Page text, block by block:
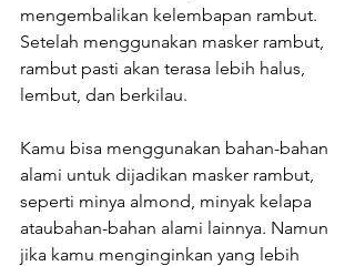
mengembalikan kelembapan rambut.
Setelah menggunakan masker rambut,
rambut pasti akan terasa lebih halus,
lembut, dan berkilau.
Kamu bisa menggunakan bahan-bahan
alami untuk dijadikan masker rambut,
seperti minya almond, minyak kelapa
ataubahan-bahan alami lainnya. Namun
jika kamu menginginkan yang lebih